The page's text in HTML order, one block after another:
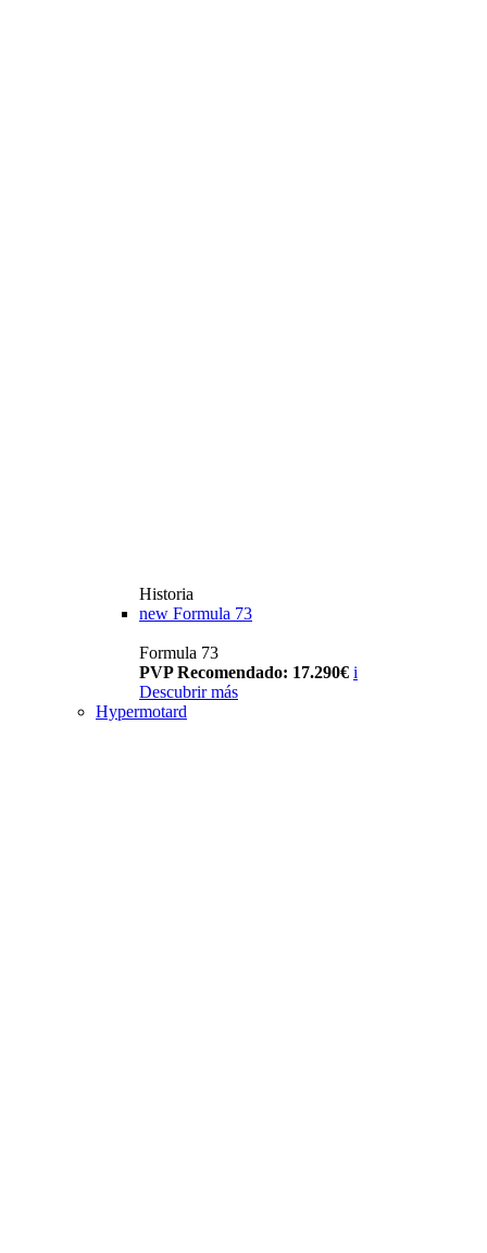
Historia
new Formula 73
Formula 73
PVP Recomendado: 17.290€ i
Descubrir más
Hypermotard